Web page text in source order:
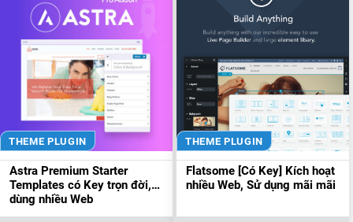
THEME PLUGIN
Astra Premium Starter
Templates có Key trọn đời,
dùng nhiều Web
THEME PLUGIN
Flatsome [Có Key] Kích hoạt
nhiều Web, Sử dụng mãi mãi